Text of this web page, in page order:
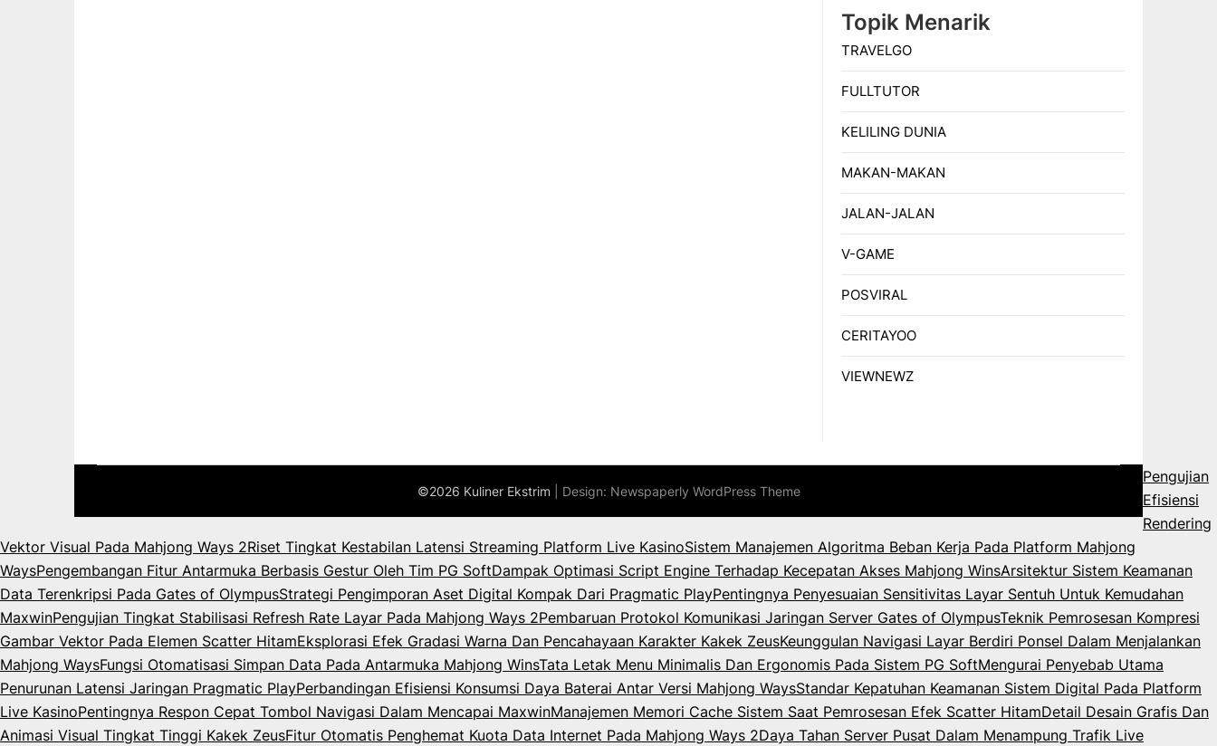
Topik Menarik
TRAVELGO
FULLTUTOR
KELILING DUNIA
MAKAN-MAKAN
JALAN-JALAN
V-GAME
POSVIRAL
CERITAYOO
VIEWNEWZ
©2026 Kuliner Ekstrim | Design: Newspaperly WordPress Theme
Pengujian
Efisiensi
Rendering
Vektor Visual Pada Mahjong Ways 2Riset Tingkat Kestabilan Latensi Streaming Platform Live KasinoSistem Manajemen Algoritma Beban Kerja Pada Platform Mahjong
WaysPengembangan Fitur Antarmuka Berbasis Gestur Oleh Tim PG SoftDampak Optimasi Script Engine Terhadap Kecepatan Akses Mahjong WinsArsitektur Sistem Keamanan
Data Terenkripsi Pada Gates of OlympusStrategi Pengimporan Aset Digital Kompak Dari Pragmatic PlayPentingnya Penyesuaian Sensitivitas Layar Sentuh Untuk Kemudahan
MaxwinPengujian Tingkat Stabilisasi Refresh Rate Layar Pada Mahjong Ways 2Pembaruan Protokol Komunikasi Jaringan Server Gates of OlympusTeknik Pemrosesan Kompresi
Gambar Vektor Pada Elemen Scatter HitamEksplorasi Efek Gradasi Warna Dan Pencahayaan Karakter Kakek ZeusKeunggulan Navigasi Layar Berdiri Ponsel Dalam Menjalankan
Mahjong WaysFungsi Otomatisasi Simpan Data Pada Antarmuka Mahjong WinsTata Letak Menu Minimalis Dan Ergonomis Pada Sistem PG SoftMengurai Penyebab Utama
Penurunan Latensi Jaringan Pragmatic PlayPerbandingan Efisiensi Konsumsi Daya Baterai Antar Versi Mahjong WaysStandar Kepatuhan Keamanan Sistem Digital Pada Platform
Live KasinoPentingnya Respon Cepat Tombol Navigasi Dalam Mencapai MaxwinManajemen Memori Cache Sistem Saat Pemrosesan Efek Scatter HitamDetail Desain Grafis Dan
Animasi Visual Tingkat Tinggi Kakek ZeusFitur Otomatis Penghemat Kuota Data Internet Pada Mahjong Ways 2Daya Tahan Server Pusat Dalam Menampung Trafik Live